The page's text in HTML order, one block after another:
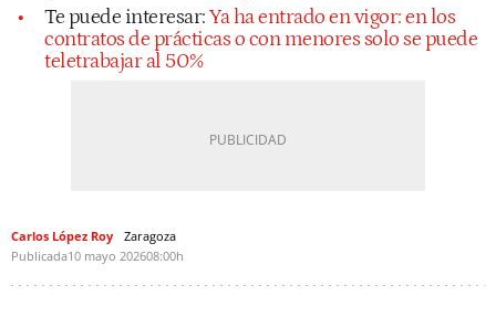
Te puede interesar:Ya ha entrado en vigor: en los
contratos de prácticas o con menores solo se puede
teletrabajar al 50%
Carlos López Roy
Zaragoza
Publicada10 mayo 202608:00h